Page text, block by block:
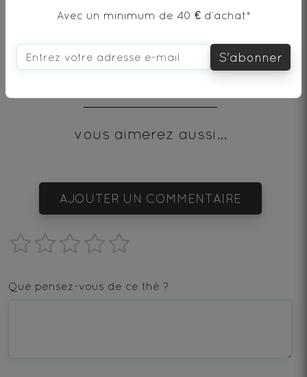
vous aimerez aussi...
AJOUTER UN COMMENTAIRE
star
—
—
stars
Que pensez-vous de ce thé ?
Avec un minimum de 40 € d’achat*
S'abonner